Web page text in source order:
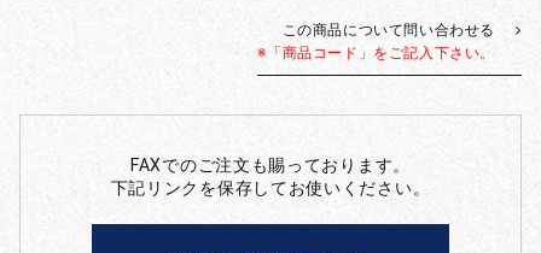
この商品について問い合わせる
※「商品コード」をご記入下さい。
FAXでのご注文も賜っております。
下記リンクを保存してお使いください。